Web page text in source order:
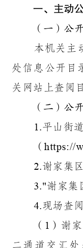
一、主动
（一）公
本机关主
处 信息公开目
关网站上查阅
（二）公
1.平山街
（https://
2.谢家集区
3."谢家集
4.现场查
（ 1 ）谢
二通道交汇